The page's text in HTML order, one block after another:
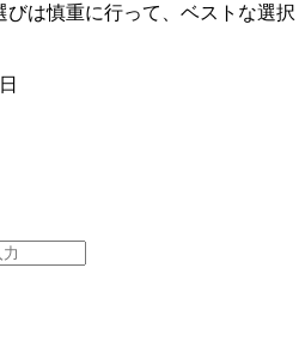
は慎重に行って、ベストな選択